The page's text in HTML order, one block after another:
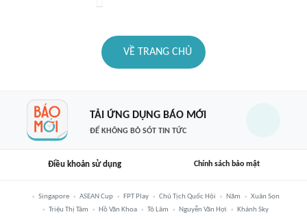
VỀ TRANG CHỦ
TẢI ỨNG DỤNG BÁO MỚI
ĐỂ KHÔNG BỎ SÓT TIN TỨC
Điều khoản sử dụng Chính sách bảo mật
Singapore ASEAN Cup FPT Play Chủ Tịch Quốc Hội Năm
Xuân Son
Triệu Thị Tâm
Hồ Văn Khoa Tô Lâm Nguyễn Văn Hợi
Khánh Sky